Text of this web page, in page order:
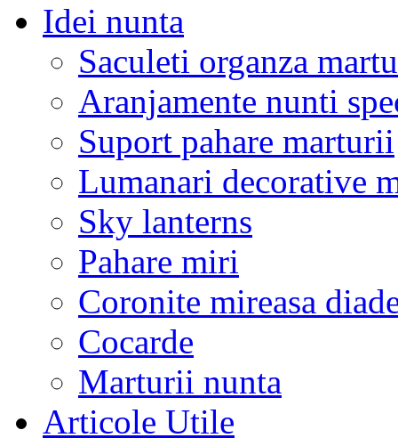
Idei nunta
Saculeti organza
Aranjamente nunti
Suport pahare marturii
Lumanari decorative
Sky lanterns
Pahare miri
Coronite mireasa
Cocarde
Marturii nunta
Articole Utile